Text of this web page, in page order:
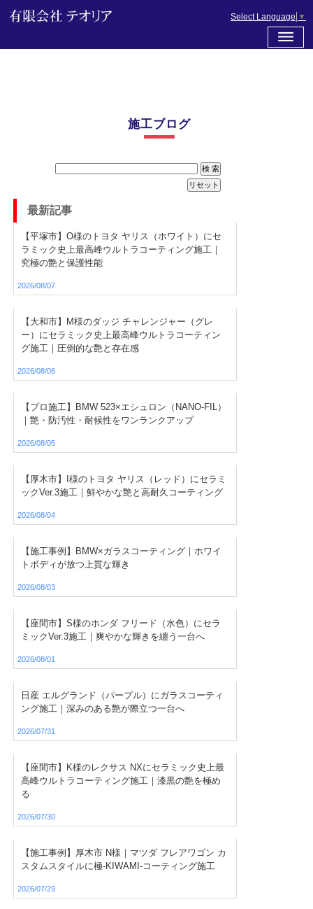
Select Language ▼
施工ブログ
最新記事
【平塚市】O様のトヨタ ヤリス（ホワイト）にセ
ラミック史上最高峰ウルトラコーティング施工｜
究極の艶と保護性能
2026/08/07
【大和市】M様のダッジ チャレンジャー（グレ
ー）にセラミック史上最高峰ウルトラコーティン
グ施工｜圧倒的な艶と存在感
2026/08/06
【プロ施工】BMW 523×エシュロン（NANO-FIL）
｜艶・防汚性・耐候性をワンランクアップ
2026/08/05
【厚木市】I様のトヨタ ヤリス（レッド）にセラミ
ックVer.3施工｜鮮やかな艶と高耐久コーティング
2026/08/04
【施工事例】BMW×ガラスコーティング｜ホワイ
トボディが放つ上質な輝き
2026/08/03
【座間市】S様のホンダ フリード（水色）にセラ
ミックVer.3施工｜爽やかな輝きを纏う一台へ
2026/08/01
日産 エルグランド（パープル）にガラスコーティ
ング施工｜深みのある艶が際立つ一台へ
2026/07/31
【座間市】K様のレクサス NXにセラミック史上最
高峰ウルトラコーティング施工｜漆黒の艶を極め
る
2026/07/30
【施工事例】厚木市 N様｜マツダ フレアワゴン カ
スタムスタイルに極-KIWAMI-コーティング施工
2026/07/29